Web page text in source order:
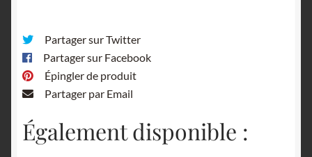
Partager sur Twitter
Partager sur Facebook
Épingler de produit
Partager par Email
Également disponible :